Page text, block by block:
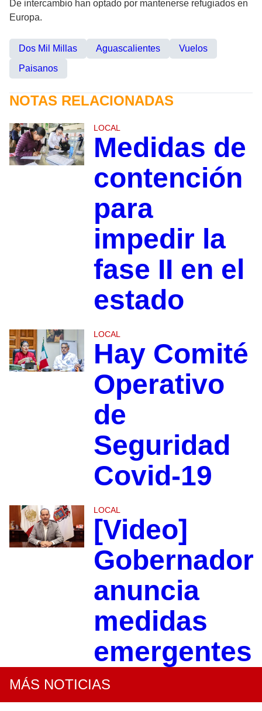
De intercambio han optado por mantenerse refugiados en
Europa.
Dos Mil Millas Aguascalientes
Vuelos
Paisanos
NOTAS RELACIONADAS
LOCAL
Medidas de
contención
para
impedir la
fase II en el
estado
LOCAL
Hay Comité
Operativo
de
Seguridad
Covid-19
LOCAL
[Video]
Gobernador
anuncia
medidas
emergentes
MÁS NOTICIAS